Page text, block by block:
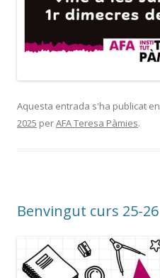
Aquesta entrada s'ha publicat en
2025 perAFA Teresa Pàmies.
Benvingut curs 25-26